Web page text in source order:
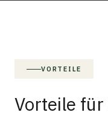
VORTEILE
Vorteile